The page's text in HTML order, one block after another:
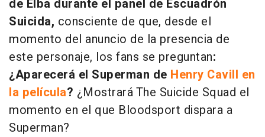
de Elba durante el panel de Escuadrón
Suicida, consciente de que, desde el
momento del anuncio de la presencia de
este personaje, los fans se preguntan:
¿Aparecerá el Superman de Henry Cavill en
la película? ¿Mostrará The Suicide Squad el
momento en el que Bloodsport dispara a
Superman?